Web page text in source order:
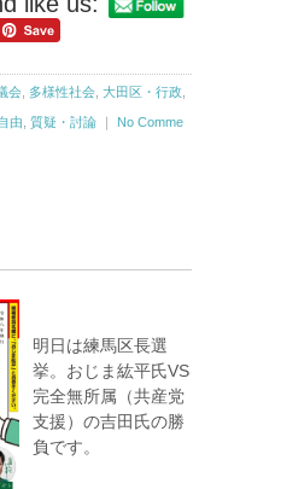
会 多様性社会 大田区・行政
由 質疑・討論 ｜ No Comme
明日は練馬区長選
挙。おじま紘平氏VS
完全無所属（共産党
支援）の吉田氏の勝
負です。